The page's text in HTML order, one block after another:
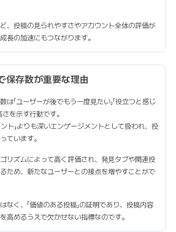
、投稿の見られやすさやアカウント全体の評価が
長の加速にもつながります。
保存数が重要な理由
「ユーザーが後でもう一度見たい」「役立つと感じ
を示す行動です。
ント」よりも深いエンゲージメントとして扱われ、投
ています。
リズムによって高く評価され、発見タブや関連投
ため、新たなユーザーとの接点を増やすことがで
なく、「価値のある投稿」の証明であり、投稿内容
高めるうえで欠かせない指標なのです。